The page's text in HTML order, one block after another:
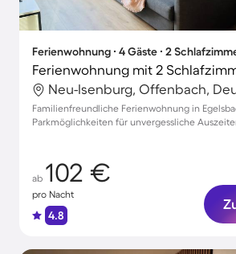
Ferienwohnung ∙ 4 Gäste ∙ 2
Neu-Isenburg, Offenbach,
Familienfreundliche Ferienwohnung in
Parkmöglichkeiten für unvergessliche
ab 102 €
pro Nacht
4.8